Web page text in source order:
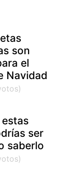
son
el
Navidad
ser
saberlo